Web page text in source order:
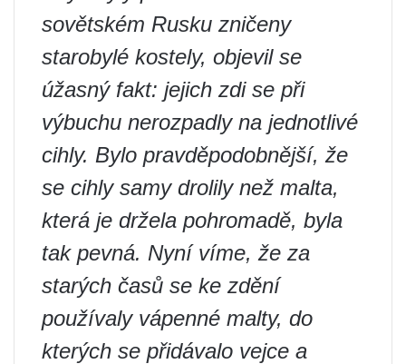
sovětském Rusku zničeny
starobylé kostely, objevil se
úžasný fakt: jejich zdi se při
výbuchu nerozpadly na jednotlivé
cihly. Bylo pravděpodobnější, že
se cihly samy drolily než malta,
která je držela pohromadě, byla
tak pevná. Nyní víme, že za
starých časů se ke zdění
používaly vápenné malty, do
kterých se přidávalo vejce a